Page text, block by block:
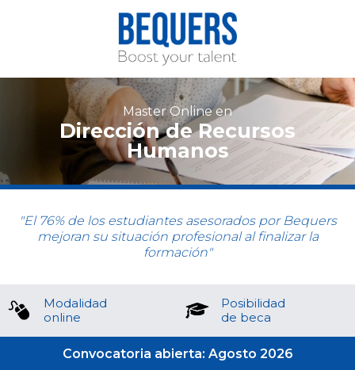
Master Online en
Dirección de Recursos
Humanos
"El 76% de los estudiantes asesorados por Bequers
mejoran su situación profesional al finalizar la
formación"
Modalidad
online
Posibilidad
de beca
Convocatoria abierta: Agosto 2026